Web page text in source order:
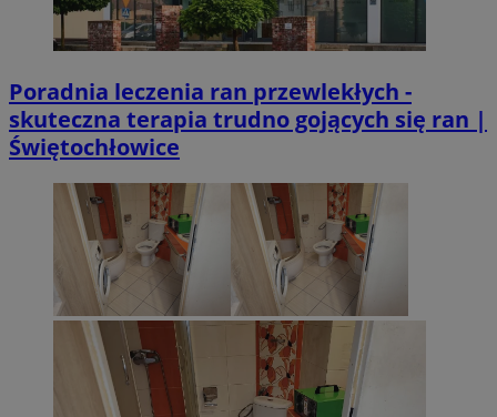
Poradnia leczenia ran przewlekłych -
skuteczna terapia trudno gojących się ran |
Świętochłowice